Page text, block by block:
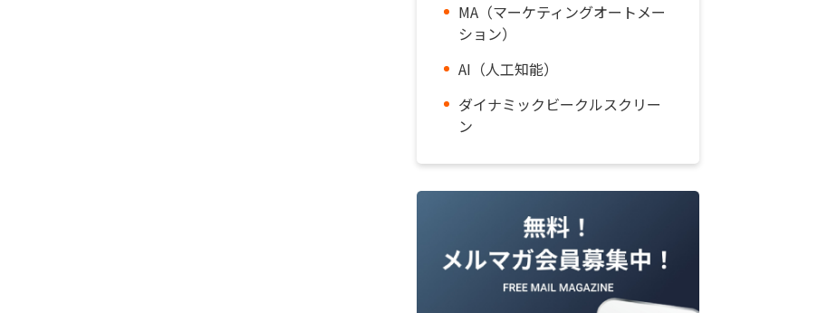
MA（マーケティングオートメー
ション）
AI（人工知能）
ダイナミックビークルスクリー
ン